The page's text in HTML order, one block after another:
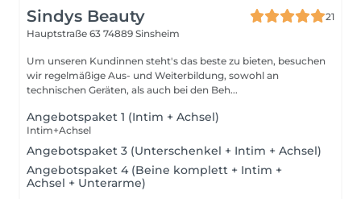
Sindys Beauty
21
Hauptstraße 63 74889 Sinsheim
Um unseren Kundinnen steht's das beste zu bieten, besuchen
wir regelmäßige Aus- und Weiterbildung, sowohl an
technischen Geräten, als auch bei den Beh...
Angebotspaket 1 (Intim + Achsel)
Intim+Achsel
Angebotspaket 3 (Unterschenkel + Intim + Achsel)
Angebotspaket 4 (Beine komplett + Intim +
Achsel + Unterarme)